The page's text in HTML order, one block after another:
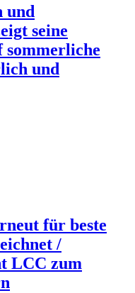
und
seine
sommerliche
und
für beste
/
LCC zum